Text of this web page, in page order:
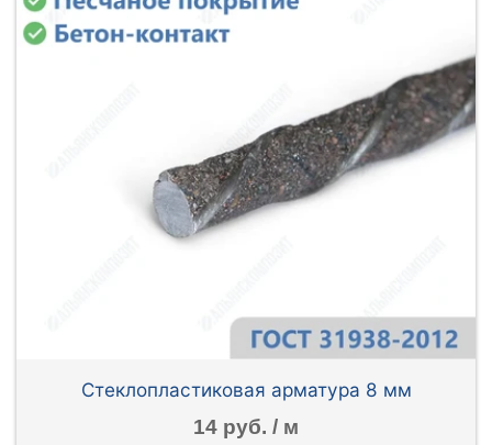
Стеклопластиковая арматура 8 мм
14 руб. / м